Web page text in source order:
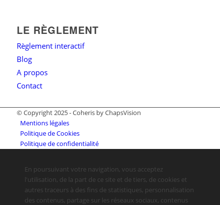
LE RÈGLEMENT
Règlement interactif
Blog
A propos
Contact
© Copyright 2025 - Coheris by ChapsVision
Mentions légales
Politique de Cookies
Politique de confidentialité
En poursuivant votre navigation, vous acceptez
l'utilisation, de la part de ce site et de tiers, de cookies et
autres traceurs à des fins de statistiques, personnalisation
des contenus, partage sur les réseaux sociaux, contenus